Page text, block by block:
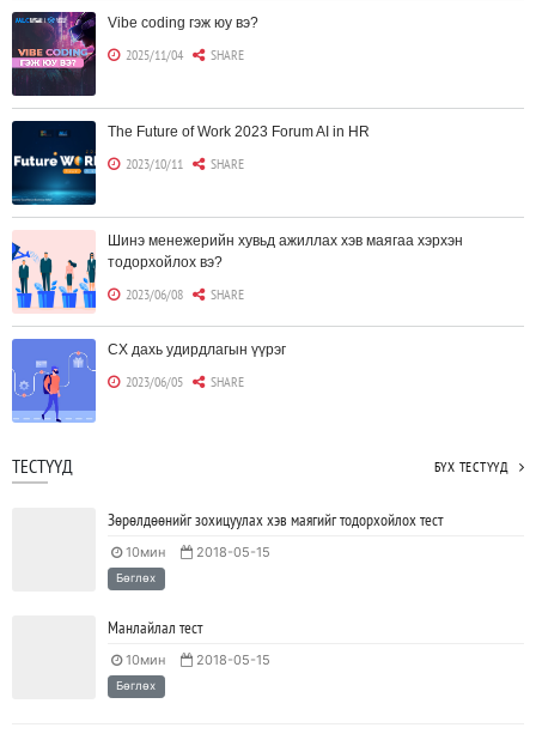
Vibe coding гэж юу вэ?
2025/11/04 SHARE
The Future of Work 2023 Forum AI in HR
2023/10/11 SHARE
Шинэ менежерийн хувьд ажиллах хэв маягаа хэрхэн
тодорхойлох вэ?
2023/06/08 SHARE
CX дахь удирдлагын үүрэг
2023/06/05 SHARE
Борлуулагчид "ЮҮЛҮҮР"-т төвлөрөх шаардлагагүй болж
2023/06/02
Тодорхойгүй цаг үед CEO нар хэрхэн инновацийг дэмжих вэ?
JAVA программчлалын хэлний олимпиад амжилттай зохион
байгуулагдлаа.
ТЕСТҮҮД БҮХ ТЕСТҮҮД
Зөрөлдөөнийг зохицуулах хэв маягийг тодорхойлох тест
10мин 2018-05-15
Бөглөх
Манлайлал тест
10мин 2018-05-15
Бөглөх